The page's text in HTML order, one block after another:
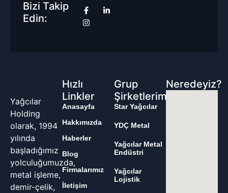
Bizi Takip
Edin:
Yağcılar
Holding
olarak, 1994
yılında
başladığımız
yolculuğumuzda,
metal işleme,
demir-çelik,
Hızlı
Linkler
Anasayfa
Hakkımızda
Haberler
Blog
Firmalarımız
İletişim
Grup
Şirketlerimiz
Star Yağcılar
YDÇ Metal
Yağcılar Metal
Endüstri
Yağcılar
Lojistik
Neredeyiz?